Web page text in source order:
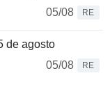
05/08
RE
de agosto
05/08
RE